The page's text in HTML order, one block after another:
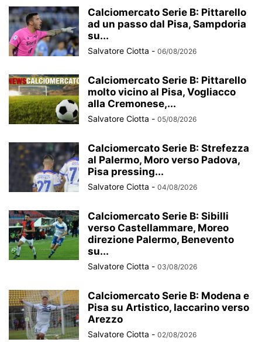
Calciomercato Serie B: Pittarello
ad un passo dal Pisa, Sampdoria
su...
Salvatore Ciotta - 06/08/2026
Calciomercato Serie B: Pittarello
molto vicino al Pisa, Vogliacco
alla Cremonese,...
Salvatore Ciotta - 05/08/2026
Calciomercato Serie B: Strefezza
al Palermo, Moro verso Padova,
Pisa pressing...
Salvatore Ciotta - 04/08/2026
Calciomercato Serie B: Sibilli
verso Castellammare, Moreo
direzione Palermo, Benevento
su...
Salvatore Ciotta - 03/08/2026
Calciomercato Serie B: Modena e
Pisa su Artistico, Iaccarino verso
Arezzo
Salvatore Ciotta - 02/08/2026